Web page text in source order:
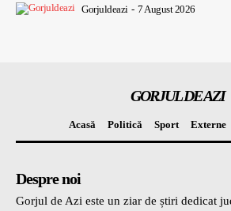
Gorjuldeazi - 7 August 2026
GORJUL DE AZI
Acasă Politică Sport Externe
Despre noi
Gorjul de Azi este un ziar de știri dedicat